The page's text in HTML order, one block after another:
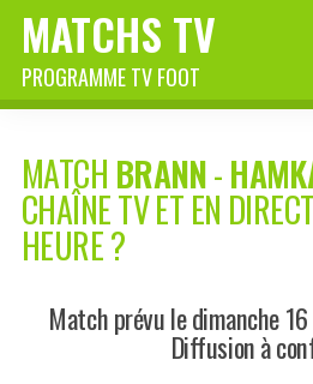
MATCHS TV
PROGRAMME TV FOOT
MATCH BRANN-
CHAÎNE TV ET EN
HEURE ?
Match prévu le dimanche
Diffusion à